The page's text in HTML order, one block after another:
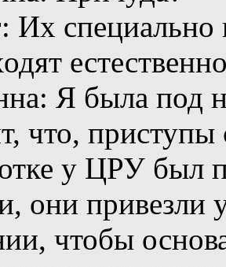
Их специально
Я была под
что,
у ЦРУ был
они привезли
чтобы